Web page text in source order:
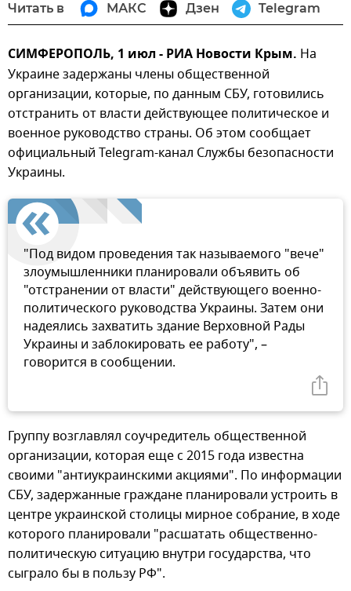
Читать в МАКС Дзен Telegram
СИМФЕРОПОЛЬ, 1 июл - РИА Новости Крым. На
Украине задержаны члены общественной
организации, которые, по данным СБУ, готовились
отстранить от власти действующее политическое и
военное руководство страны. Об этом сообщает
официальный Telegram-канал Службы безопасности
Украины.
"Под видом проведения так называемого "вече"
злоумышленники планировали объявить об
"отстранении от власти" действующего военно-
политического руководства Украины. Затем они
надеялись захватить здание Верховной Рады
Украины и заблокировать ее работу", –
говорится в сообщении.
Группу возглавлял соучредитель общественной
организации, которая еще с 2015 года известна
своими "антиукраинскими акциями". По информации
СБУ, задержанные граждане планировали устроить в
центре украинской столицы мирное собрание, в ходе
которого планировали "расшатать общественно-
политическую ситуацию внутри государства, что
сыграло бы в пользу РФ".